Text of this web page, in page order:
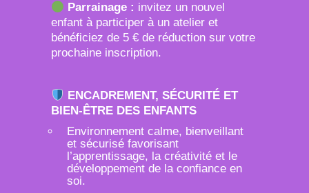
Parrainage : invitez un nouvel
enfant à participer à un atelier et
bénéficiez de 5 € de réduction sur votre
prochaine inscription.
ENCADREMENT, SÉCURITÉ ET
BIEN-ÊTRE DES ENFANTS
Environnement calme, bienveillant
et sécurisé favorisant
l’apprentissage, la créativité et le
développement de la confiance en
soi.